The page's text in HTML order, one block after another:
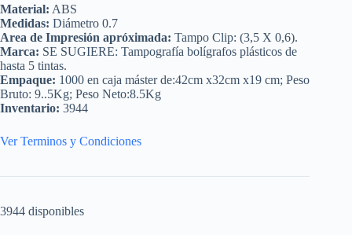
Material: ABS
Medidas: Diámetro 0.7
Area de Impresión apróximada: Tampo Clip: (3,5 X 0,6).
Marca: SE SUGIERE: Tampografía bolígrafos plásticos de
hasta 5 tintas.
Empaque: 1000 en caja máster de:42cm x32cm x19 cm; Peso
Bruto: 9..5Kg; Peso Neto:8.5Kg
Inventario: 3944
Ver Terminos y Condiciones
3944 disponibles